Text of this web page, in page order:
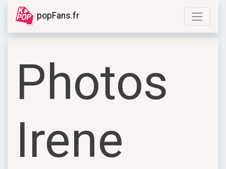
popFans.fr
Photos
Irene